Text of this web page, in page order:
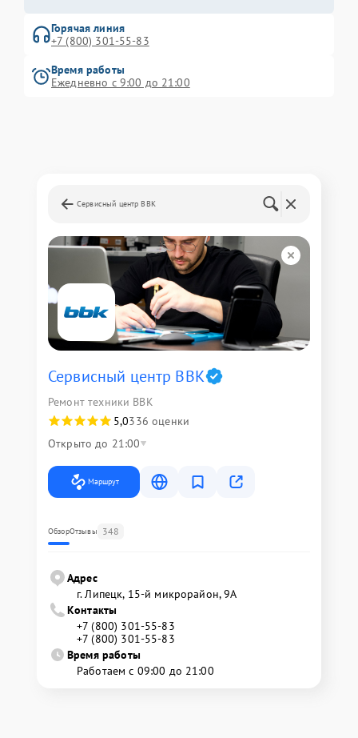
Горячая линия
+7 (800) 301-55-83
Время работы
Ежедневно с 9:00 до 21:00
Сервисный центр BBK
Сервисный центр BBK
Ремонт техники BBK
5,0336 оценки
Открыто до 21:00
Маршрут
ОбзорОтзывы 348
Адрес
г. Липецк, 15-й микрорайон, 9А
Контакты
+7 (800) 301-55-83
+7 (800) 301-55-83
Время работы
Работаем с 09:00 до 21:00